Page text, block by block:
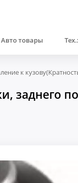
Авто товары
к
заднего